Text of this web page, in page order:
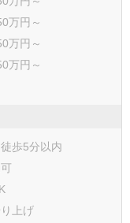
万円～
万円～
万円～
歩5分以内
上げ